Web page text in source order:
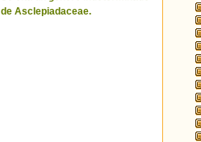
de Asclepiadaceae.